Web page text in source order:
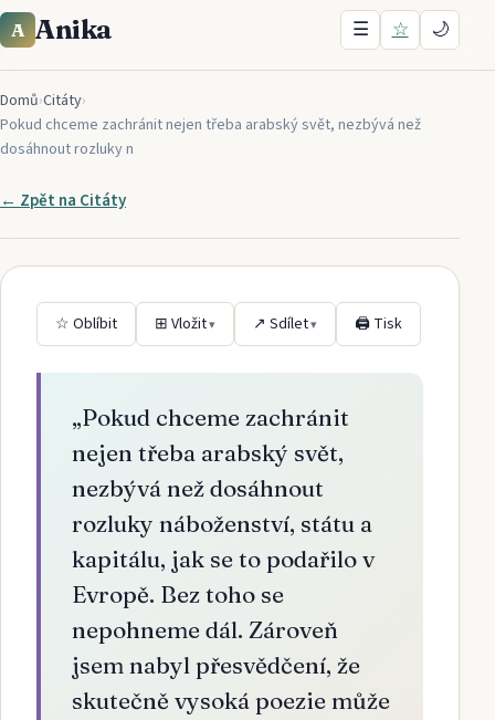
A Anika ☰ ☆ 🌙
Domů›Citáty›
Pokud chceme zachránit nejen třeba arabský svět, nezbývá než
dosáhnout rozluky n
← Zpět na Citáty
☆ Oblíbit ⊞ Vložit▾ ↗ Sdílet▾ 🖨 Tisk
„Pokud chceme zachránit
nejen třeba arabský svět,
nezbývá než dosáhnout
rozluky náboženství, státu a
kapitálu, jak se to podařilo v
Evropě. Bez toho se
nepohneme dál. Zároveň
jsem nabyl přesvědčení, že
skutečně vysoká poezie může